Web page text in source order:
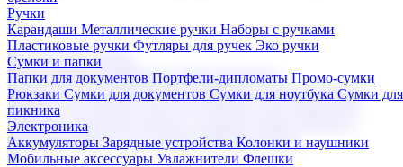
Ручки
Карандаши Металлические ручки Наборы с ручками
Пластиковые ручки Футляры для ручек Эко ручки
Сумки и папки
Папки для документов Портфели-дипломаты Промо-сумки
Рюкзаки Сумки для документов Сумки для ноутбука Сумки для
пикника
Электроника
Аккумуляторы Зарядные устройства Колонки и наушники
Мобильные аксессуары Увлажнители Флешки
Подарочные наборы
Бизнес наборыКофейные наборы Кошельки
Наборы из кожиНаборы ручекНаборы с аккумуляторами
Наборы с бутылками для воды
Наборы с ежедневниками
Наборы с кружками
флешкамиНовогодние наборыЧайные наборы